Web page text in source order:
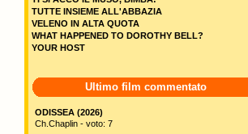
TUTTE INSIEME ALL'ABBAZIA
VELENO IN ALTA QUOTA
WHAT HAPPENED TO DOROTHY BELL?
YOUR HOST
Ultimo film commentato
ODISSEA (2026)
Ch.Chaplin - voto: 7